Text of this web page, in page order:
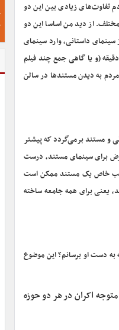
تفاوت‌های زیادی بین این دو
مختلف. از دید من اساسا این دو
سینمای داستانی، وارد سینمای
(و یا گاهی جمع چند فیلم
مردم به دیدن مستندها در سالن
و مستند برمی‌گردد که پیشتر
برای سینمای مستند، درست
خاص یک مستند ممکن است
یعنی برای همه جامعه ساخته
به دست او برسانم؟ این موضوع
اکران در هر دو حوزه